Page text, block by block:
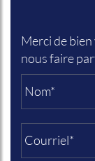
Merci de
nous faire